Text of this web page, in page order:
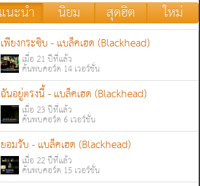
แนะนำ นิยม สุดฮิต ใหม่
เพียงกระซิบ - แบล็คเฮด (Blackhead)
เมื่อ 21 ปีที่แล้ว
ค้นพบคอร์ด 14 เวอร์ชั่น
ฉันอยู่ตรงนี้ - แบล็คเฮด (Blackhead)
เมื่อ 23 ปีที่แล้ว
ค้นพบคอร์ด 6 เวอร์ชั่น
ยอมรับ - แบล็คเฮด (Blackhead)
เมื่อ 22 ปีที่แล้ว
ค้นพบคอร์ด 15 เวอร์ชั่น